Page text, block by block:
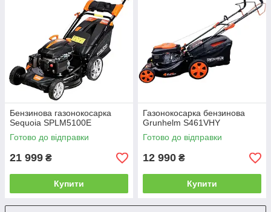
Бензинова газонокосарка
Sequoia SPLM5100E
Готово до відправки
21 999 ₴
Купити
Газонокосарка бензинова
Grunhelm S461VHY
Готово до відправки
12 990 ₴
Купити